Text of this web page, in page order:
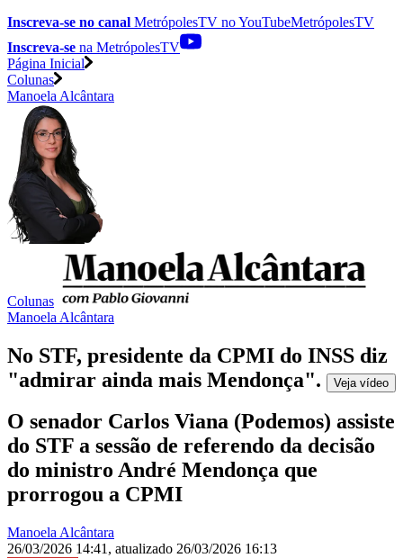
Inscreva-se no canal MetrópolesTV noYouTubeMetrópolesTV
Inscreva-se na MetrópolesTV
Página Inicial
Colunas
Manoela Alcântara
Colunas
Manoela Alcântara
No STF, presidente da CPMI do INSS diz
"admirar ainda mais Mendonça". Veja vídeo
O senador Carlos Viana (Podemos) assiste
do STF a sessão de referendo da decisão
do ministro André Mendonça que
prorrogou a CPMI
Manoela Alcântara
26/03/2026 14:41 , atualizado 26/03/2026 16:13